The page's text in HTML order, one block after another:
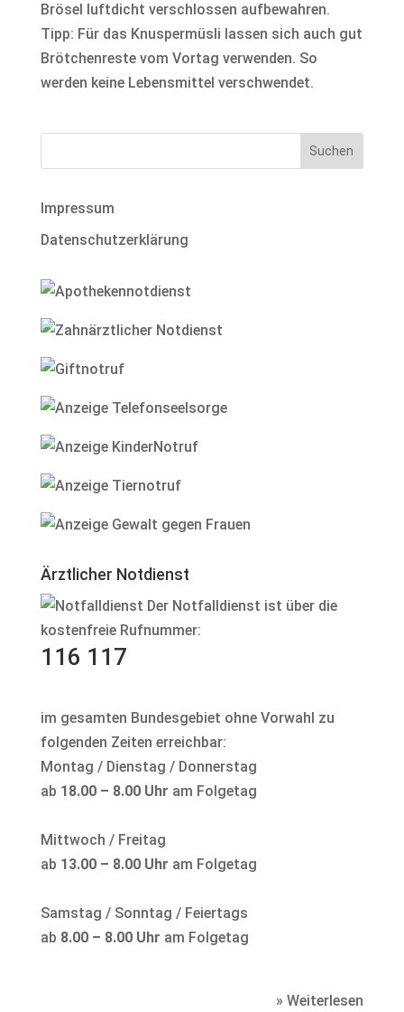
Brösel luftdicht verschlossen aufbewahren.
Tipp: Für das Knuspermüsli lassen sich auch gut
Brötchenreste vom Vortag verwenden. So
werden keine Lebensmittel verschwendet.
Impressum
Datenschutzerklärung
Ärztlicher Notdienst
Der Notfalldienst ist über die
kostenfreie Rufnummer:
116 117
im gesamten Bundesgebiet ohne Vorwahl zu
folgenden Zeiten erreichbar:
Montag / Dienstag / Donnerstag
ab 18.00 – 8.00 Uhr am Folgetag
Mittwoch / Freitag
ab 13.00 – 8.00 Uhr am Folgetag
Samstag / Sonntag / Feiertags
ab 8.00 – 8.00 Uhr am Folgetag
» Weiterlesen